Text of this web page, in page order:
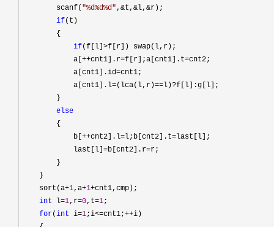
        scanf(
"%d%d%d",&t,&l,&r);
if(t)
        {
if(f[l]>f[r]) swap(l,r);
            a[
++cnt1].r=f[r];a[cnt1].t=cnt2;
            a[cnt1].id
=cnt1;
            a[cnt1].l
=(lca(l,r)==l)?f[l]:g[l];
        }
else
        {
            b[
++cnt2].l=l;b[cnt2].t=last[l];
            last[l]
=b[cnt2].r=r;
        }
    }
    sort(a
+1,a+1+cnt1,cmp);
int l=1,r=0,t=1;
for(int i=1;i<=cnt1;++i)